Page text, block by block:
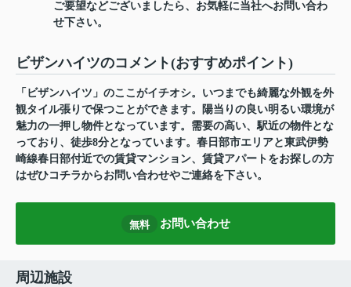
ご要望などございましたら、お気軽に当社へお問い合わ
せ下さい。
ビザンハイツのコメント(おすすめポイント)
「ビザンハイツ」のここがイチオシ。いつまでも綺麗な外観を外
観タイル張りで保つことができます。陽当りの良い明るい環境が
魅力の一押し物件となっています。需要の高い、駅近の物件とな
っており、徒歩8分となっています。春日部市エリアと東武伊勢
崎線春日部付近での賃貸マンション、賃貸アパートをお探しの方
はぜひコチラからお問い合わせやご連絡を下さい。
無料 お問い合わせ
周辺施設